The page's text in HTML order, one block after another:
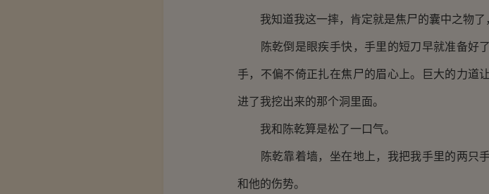
我知道我这一摔，肯定就是焦尸的囊中之物了
陈乾倒是眼疾手快，手里的短刀早就准备好
手，不偏不倚正扎在焦尸的眉心上。巨大的力道
进了我挖出来的那个洞里面。
我和陈乾算是松了一口气。
陈乾靠着墙，坐在地上，我把我手里的两只
和他的伤势。